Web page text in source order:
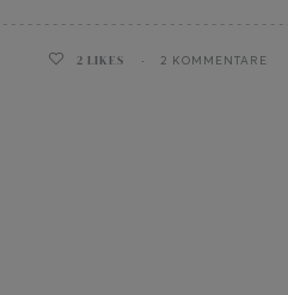
2 LIKES 2 KOMMENTARE